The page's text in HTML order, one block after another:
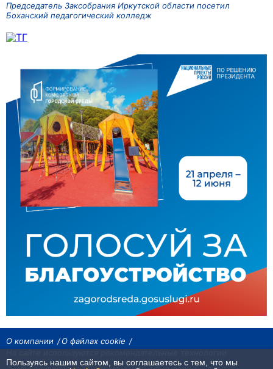
Председатель Заксобрания Иркутской области посетил
Боханский педагогический колледж
О компании
О файлах cookie
Пользуясь нашим сайтом, вы соглашаетесь с тем, что мы